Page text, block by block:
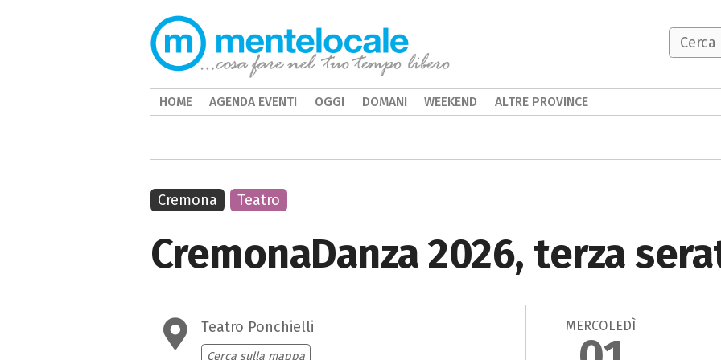
CremonaDanza 2026, terza
Teatro Ponchielli
Cerca sulla mappa
MERCOLEDÌ
Cremona Teatro
HOME AGENDA EVENTI OGGI DOMANI WEEKEND ALTRE PROVINCE